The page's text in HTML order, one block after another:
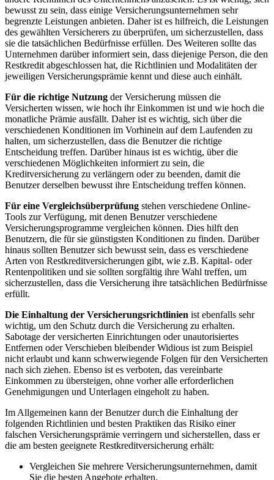
‌bewusst zu sein, dass ⁢einige Versicherungsunternehmen sehr
begrenzte Leistungen anbieten. Daher ist es hilfreich, die Leistungen
⁤des gewählten Versicherers zu ‌überprüfen, ​um sicherzustellen, dass
sie die tatsächlichen‍ Bedürfnisse erfüllen.⁤ Des Weiteren sollte das
Unternehmen darüber informiert sein, dass⁣ diejenige Person, die den
Restkredit⁤ abgeschlossen hat, die Richtlinien⁤ und Modalitäten der
jeweiligen Versicherungsprämie kennt und diese auch einhält.
Für‌ die richtige Nutzung der Versicherung müssen die
Versicherten wissen, wie hoch ihr Einkommen ist‍ und wie hoch die
monatliche Prämie ausfällt. Daher ​ist es wichtig,‌ sich über ‍die
verschiedenen Konditionen⁢ im⁣ Vorhinein ⁤auf dem Laufenden zu
halten, um sicherzustellen, ⁢dass​ die Benutzer ‌die richtige
Entscheidung treffen. Darüber hinaus ‍ist ⁢es wichtig, über die
verschiedenen Möglichkeiten informiert zu sein, die
Kreditversicherung⁤ zu verlängern oder zu beenden, damit die‌
Benutzer derselben bewusst ihre‍ Entscheidung treffen können.
Für eine Vergleichsüberprüfung stehen verschiedene Online-
Tools ‌zur Verfügung, mit denen Benutzer verschiedene
Versicherungsprogramme vergleichen können. Dies hilft den
Benutzern,‍ die ‌für sie günstigsten ‍Konditionen zu ​finden. Darüber ​
hinaus sollten ⁣Benutzer sich bewusst sein, dass es verschiedene⁣
Arten von Restkreditversicherungen gibt, wie z.B. Kapital- oder
Rentenpolitiken und sie sollten sorgfältig ​ihre Wahl treffen, um⁣
sicherzustellen, dass die Versicherung ihre tatsächlichen Bedürfnisse
erfüllt.
Die Einhaltung der Versicherungsrichtlinien ist ebenfalls sehr
wichtig, um den Schutz durch die​ Versicherung⁣ zu erhalten.
Sabotage der versicherten Einrichtungen oder ⁣unautorisiertes
Entfernen oder ⁤Verschieben bleibender Widious ist zum⁣ Beispiel​
nicht erlaubt und kann schwerwiegende Folgen ⁢für den Versicherten
⁢nach sich ziehen. Ebenso ist es verboten, das vereinbarte
Einkommen zu übersteigen, ohne vorher alle⁢ erforderlichen
⁢Genehmigungen und Unterlagen eingeholt zu haben.
Im Allgemeinen kann der Benutzer durch die Einhaltung ‍der
folgenden ⁤Richtlinien und⁤ besten Praktiken das Risiko einer
falschen Versicherungsprämie verringern und⁤ sicherstellen,‌ dass er
die am besten⁤ geeignete Restkreditversicherung erhält:
Vergleichen Sie mehrere Versicherungsunternehmen, damit⁢
Sie die besten Angebote erhalten.